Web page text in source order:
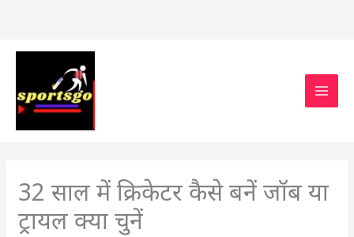
32 साल में क्रिकेटर कैसे बनें जॉब या
ट्रायल क्या चुनें